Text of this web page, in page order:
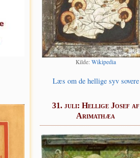
Kil­de: Wikipe­dia
Læs om de hel­li­ge syv sovere
31. juli: Hellige Josef af
Arimathæa